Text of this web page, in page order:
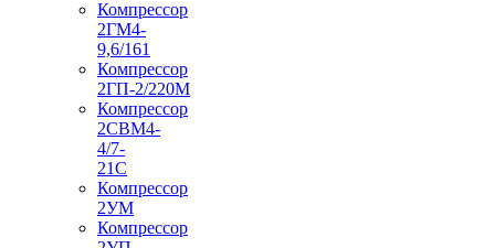
Компрессор
2ГМ4-
9,6/161
Компрессор
2ГП-2/220М
Компрессор
2СВМ4-
4/7-
21С
Компрессор
2УМ
Компрессор